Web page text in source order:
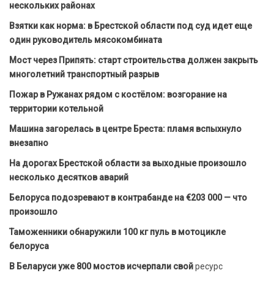
нескольких районах
Взятки как норма: в Брестской области под суд идет еще
один руководитель мясокомбината
Мост через Припять: старт строительства должен закрыть
многолетний транспортный разрыв
Пожар в Ружанах рядом с костёлом: возгорание на
территории котельной
Машина загорелась в центре Бреста: пламя вспыхнуло
внезапно
На дорогах Брестской области за выходные произошло
несколько десятков аварий
Белоруса подозревают в контрабанде на €203 000 — что
произошло
Таможенники обнаружили 100 кг пуль в мотоцикле
белоруса
В Беларуси уже 800 мостов исчерпали свойресурс